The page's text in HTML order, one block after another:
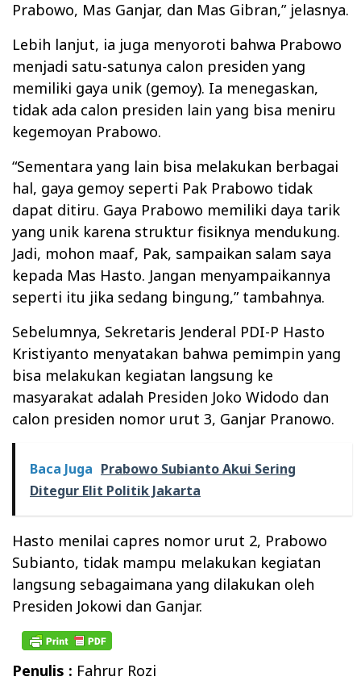
Prabowo, Mas Ganjar, dan Mas Gibran,” jelasnya.
Lebih lanjut, ia juga menyoroti bahwa Prabowo
menjadi satu-satunya calon presiden yang
memiliki gaya unik (gemoy). Ia menegaskan,
tidak ada calon presiden lain yang bisa meniru
kegemoyan Prabowo.
“Sementara yang lain bisa melakukan berbagai
hal, gaya gemoy seperti Pak Prabowo tidak
dapat ditiru. Gaya Prabowo memiliki daya tarik
yang unik karena struktur fisiknya mendukung.
Jadi, mohon maaf, Pak, sampaikan salam saya
kepada Mas Hasto. Jangan menyampaikannya
seperti itu jika sedang bingung,” tambahnya.
Sebelumnya, Sekretaris Jenderal PDI-P Hasto
Kristiyanto menyatakan bahwa pemimpin yang
bisa melakukan kegiatan langsung ke
masyarakat adalah Presiden Joko Widodo dan
calon presiden nomor urut 3, Ganjar Pranowo.
Baca Juga Prabowo Subianto Akui Sering
Ditegur Elit Politik Jakarta
Hasto menilai capres nomor urut 2, Prabowo
Subianto, tidak mampu melakukan kegiatan
langsung sebagaimana yang dilakukan oleh
Presiden Jokowi dan Ganjar.
Penulis : Fahrur Rozi